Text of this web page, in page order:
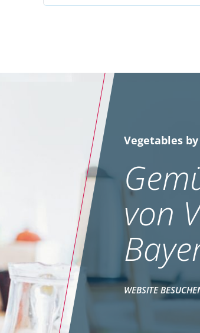
Vegetables
von
WEBSITE